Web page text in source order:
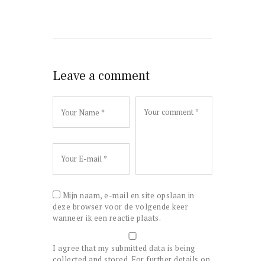
Leave a comment
Mijn naam, e-mail en site opslaan in
deze browser voor de volgende keer
wanneer ik een reactie plaats.
I agree that my submitted data is being